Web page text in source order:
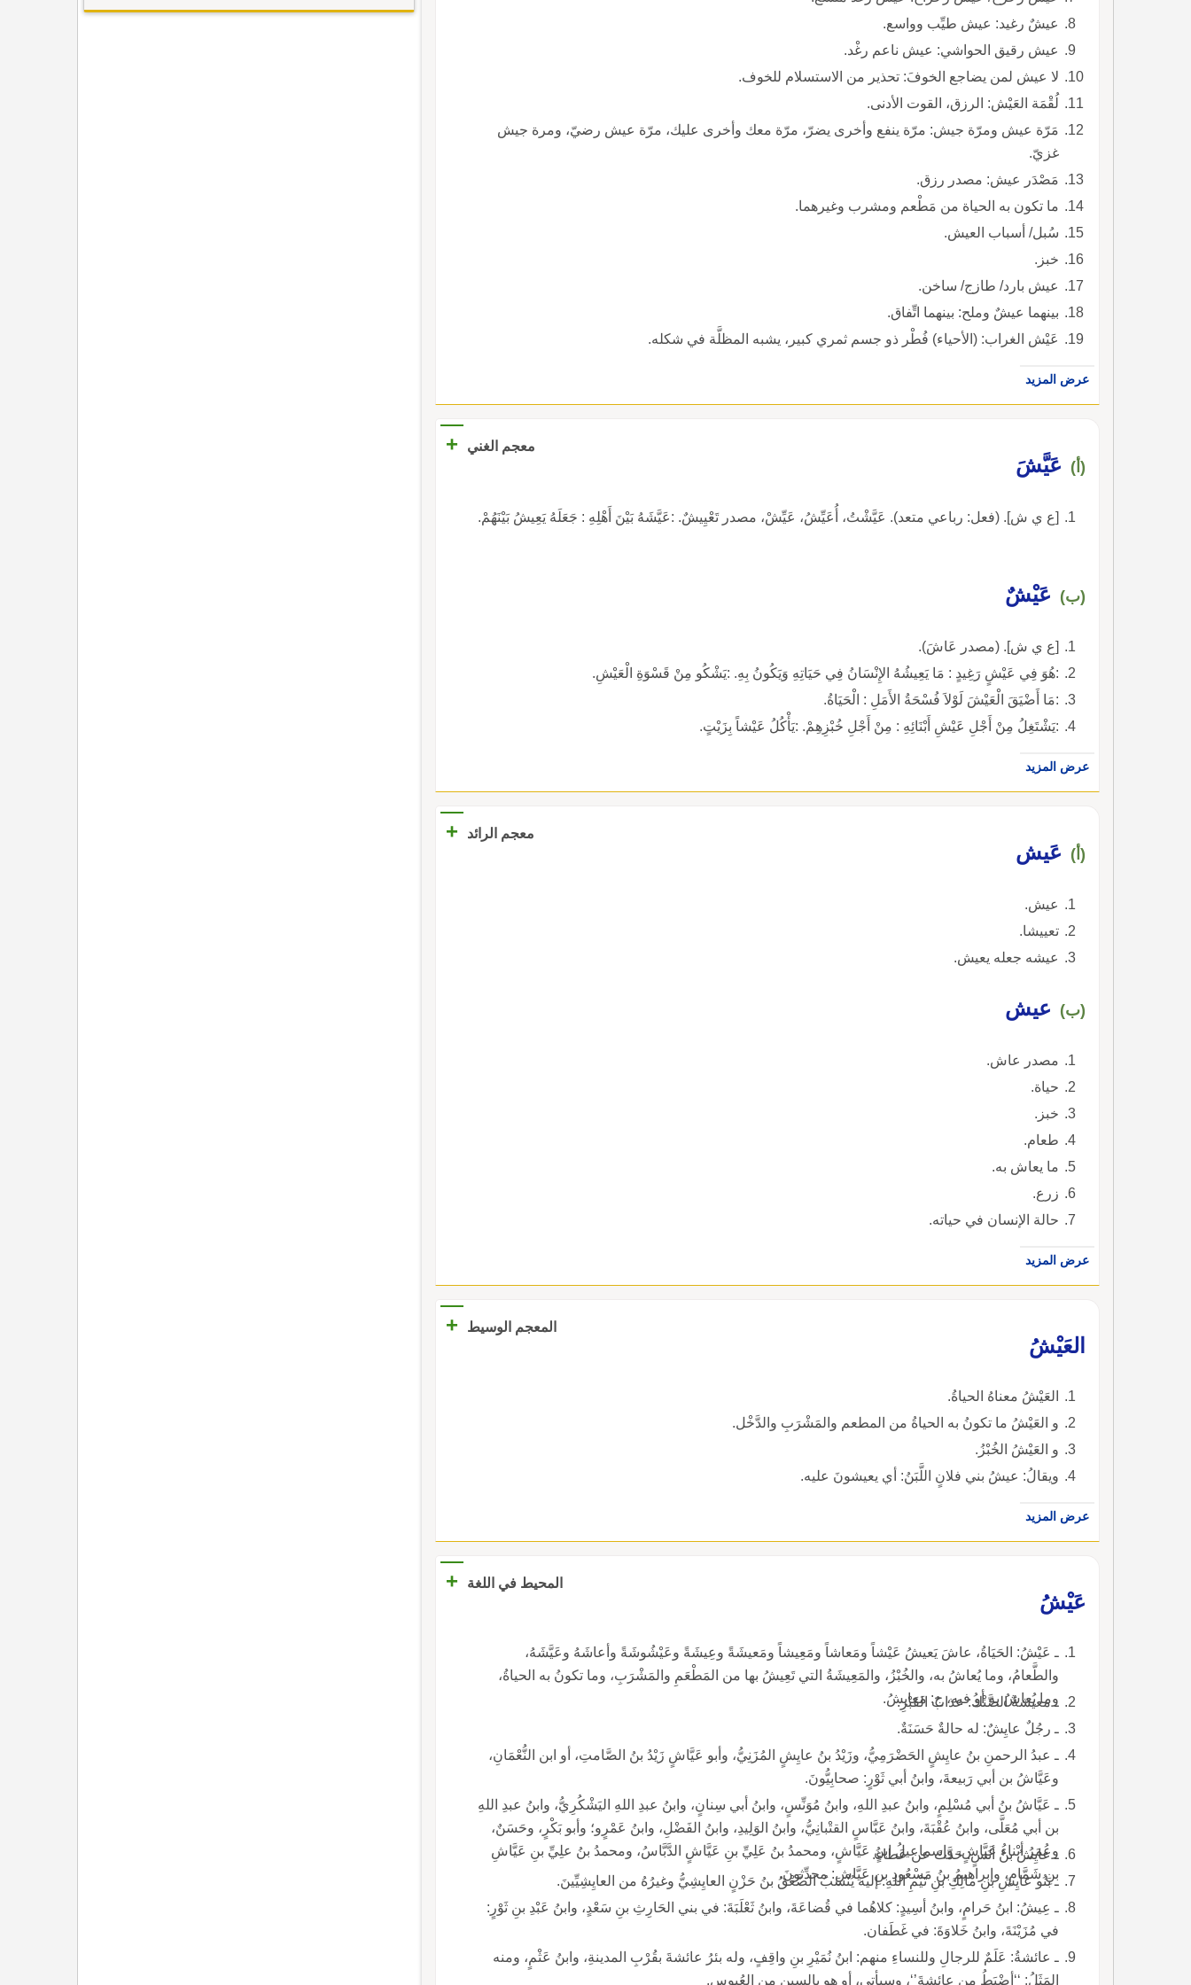
عيشٌ رغيد: عيش طيِّب وواسع.
عيش رقيق الحواشي: عيش ناعم رغْد.
لا عيش لمن يضاجع الخوفَ: تحذير من الاستسلام للخوف.
لُقْمَة العَيْش: الرزق، القوت الأدنى.
مَرّة عيش ومرّة جيش: مرّة ينفع وأخرى يضرّ، مرّة معك وأخرى عليك، مرّة عيش رضيّ، ومرة جيش
غزيّ.
مَصْدَر عيش: مصدر رزق.
ما تكون به الحياة من مَطْعم ومشرب وغيرهما.
سُبل/ أسباب العيش.
خبز.
عيش بارد/ طازج/ ساخن.
بينهما عيشٌ وملح: بينهما اتِّفاق.
عَيْش الغراب: (الأحياء) فُطْر ذو جسم ثمري كبير، يشبه المظلَّة في شكله.
عرض المزيد
معجم الغني +
(أ) عَيَّشَ
[ع ي ش]. (فعل: رباعي متعد). عَيَّشْتُ، أُعَيِّشُ، عَيِّشْ، مصدر تَعْيِيشٌ. :عَيَّشَهُ بَيْنَ أَهْلِهِ : جَعَلَهُ يَعِيشُ بَيْنَهُمْ.
(ب) عَيْشٌ
[ع ي ش]. (مصدر عَاشَ).
:هُوَ فِي عَيْشٍ رَغِيدٍ : مَا يَعِيشُهُ الإِنْسَانُ فِي حَيَاتِهِ وَيَكُونُ بِهِ. :يَشْكُو مِنْ قَسْوَةِ الْعَيْشِ.
:مَا أَضْيَقَ الْعَيْشَ لَوْلاَ فُسْحَةُ الأَمَلِ : الْحَيَاةُ.
:يَشْتَغِلُ مِنْ أَجْلِ عَيْشِ أَبْنَائِهِ : مِنْ أَجْلِ خُبْزِهِمْ. :يَأْكُلُ عَيْشاً بِزَيْتٍ.
عرض المزيد
معجم الرائد +
(أ) عَيش
عيش.
تعييشا.
عيشه جعله يعيش.
(ب) عيش
مصدر عاش.
حياة.
خبز.
طعام.
ما يعاش به.
زرع.
حالة الإنسان في حياته.
عرض المزيد
المعجم الوسيط
+
العَيْشُ
العَيْشُ معناهُ الحياةُ.
و العَيْشُ ما تكونُ به الحياةُ من المطعم والمَشْرَبِ والدَّخْل.
و العَيْشُ الخُبْزُ.
ويقالُ: عيشُ بني فلانٍ اللَّبَنُ: أي يعيشونَ عليه.
عرض المزيد
المحيط في اللغة
+
عَيْشُ
ـ عَيْشُ: الحَيَاةُ، عاشَ يَعيشُ عَيْشاً ومَعاشاً ومَعِيشاً ومَعيشَةً وعِيشَةً وعَيْشُوشَةً وأعاشَهُ وعَيَّشَهُ،
والطَّعامُ، وما يُعاشُ به، والخُبْزُ، والمَعِيشَةُ التي تَعِيشُ بها من المَطْعَمِ والمَشْرَبِ، وما تكونُ به الحياةُ،
وما يُعاشُ به أو فيه، ج: مَعايشُ.
ـ معيشةُ الضَّنْكُ: عذابُ القَبْرِ.
ـ رجُلٌ عايِشٌ: له حالةٌ حَسَنَةٌ.
ـ عبدُ الرحمنِ بنُ عايِشٍ الحَضْرَمِيُّ، وزَيْدُ بنُ عايِشٍ المُزَنِيُّ، وأبو عَيَّاشٍ زَيْدُ بنُ الصَّامتِ، أو ابن النُّعْمَانِ،
وعَيَّاشُ بن أبي رَبيعةَ، وابنُ أبي ثَوْرٍ: صحابِيُّونَ.
ـ عَيَّاشُ بنُ أبي مُسْلِمٍ، وابنُ عبدِ اللهِ، وابنُ مُوَنِّسٍ، وابنُ أبي سِنانٍ، وابنُ عبدِ اللهِ اليَشْكُرِيُّ، وابنُ عبدِ اللهِ
بن أبي مُعَلَّى، وابنُ عُقْبَةَ، وابنُ عَبَّاسٍ القتْبانِيُّ، وابنُ الوَلِيدِ، وابنُ الفَضْلِ، وابنُ عَمْرٍو؛ وأبو بَكْرٍ، وحَسَنٌ،
وعُمَرُ أبْناءُ عَيَّاشٍ، وإسماعيلُ ابنُ عَيَّاشٍ، ومحمدُ بنُ عَلِيِّ بنِ عَيَّاشٍ الدَّبَّاسُ، ومحمدُ بنُ علِيِّ بنِ عَيَّاشِ
بنِ شَمَّامٍ، وإبراهيمُ بنُ مَسْعُودِ بنِ عَيَّاشِ: محدِّثونَ.
ـ عايِشُ بنُ أنَسٍ: حَدَّثَ عن عَطاءٍ.
ـ بَنُو عايِشِ بنِ مالِكِ بنِ تَيْمِ اللهِ: إليه يُنْسَبُ الصَّعْقُ بنُ حَزْنٍ العايِشِيُّ وغيرُهُ من العايِشِيِّينَ.
ـ عِيشُ: ابنُ حَرامٍ، وابنُ أسِيدٍ: كلاهُما في قُضاعَةَ، وابنُ ثَعْلَبَةَ: في بني الحَارِثِ بنِ سَعْدٍ، وابنُ عَبْدِ بنِ ثَوْرٍ:
في مُزَيْنَةَ، وابنُ خَلاوَةَ: في غَطَفان.
ـ عائشةُ: عَلَمٌ للرجالِ وللنساءِ منهم: ابنُ نُمَيْرِ بنِ واقِفٍ، وله بئرُ عائشةَ بقُرْبِ المدينةِ، وابنُ عَثْمٍ، ومنه
المَثَلُ: ‘‘أضْبَطُ من عائشةَ’‘، وسيأتي، أو هو بالسين من العُبوسِ.